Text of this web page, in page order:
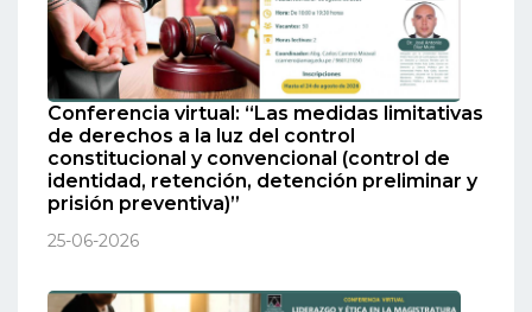
Conferencia virtual: “Las medidas limitativas
de derechos a la luz del control
constitucional y convencional (control de
identidad, retención, detención preliminar y
prisión preventiva)”
25-06-2026